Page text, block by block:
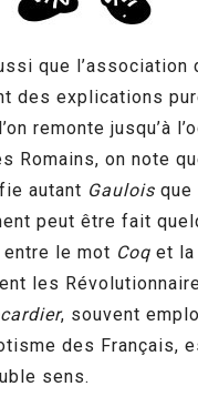
que l’association
des explications
remonte jusqu’à
Romains, on note
autant Gaulois que
peut être fait
le mot Coq et la
les
, souvent
des Français,
sens.